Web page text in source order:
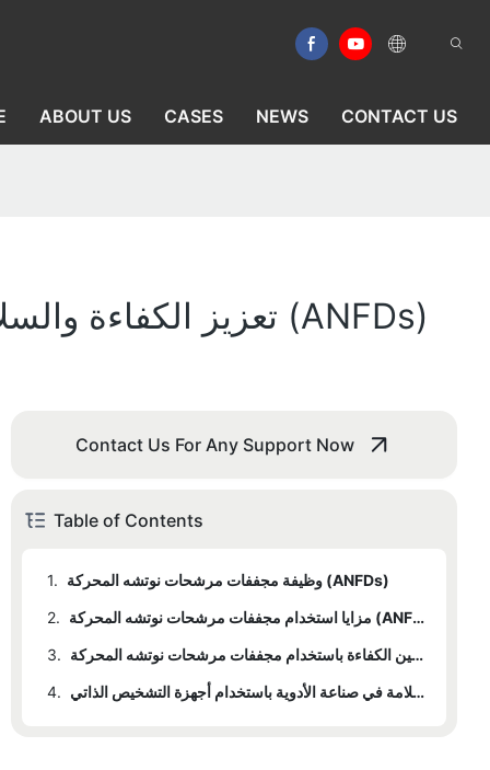
ABOUT US CASES NEWS CONTACT US
تعزيز الكفاءة والسلامة في صناعة الأدوية باستخدام مجففات الترشيح نوتشه المحرّكة (ANFDs)
Contact Us For Any Support Now
Table of Contents
1.
وظيفة مجففات مرشحات نوتشه المحركة (ANFDs)
2.
مزايا استخدام مجففات مرشحات نوتشه المحركة (ANFDs)
3.
تحسين الكفاءة باستخدام مجففات مرشحات نوتشه المحركة (ANFDs)
4.
ضمان السلامة في صناعة الأدوية باستخدام أجهزة التشخيص الذاتي